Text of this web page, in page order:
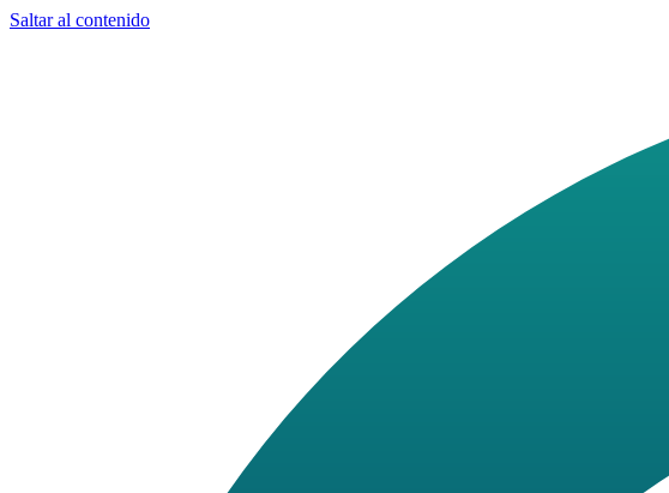
Saltar al contenido